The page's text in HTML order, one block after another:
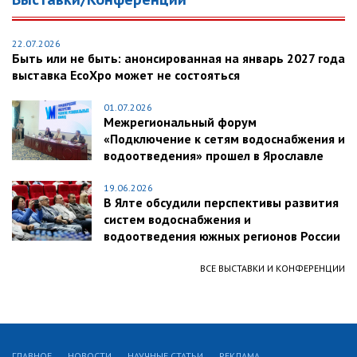
22.07.2026
Быть или не быть: анонсированная на январь 2027 года
выставка EcoXpo может не состояться
01.07.2026
Межрегиональный форум
«Подключение к сетям водоснабжения и
водоотведения» прошел в Ярославле
19.06.2026
В Ялте обсудили перспективы развития
систем водоснабжения и
водоотведения южных регионов России
ВСЕ ВЫСТАВКИ И КОНФЕРЕНЦИИ